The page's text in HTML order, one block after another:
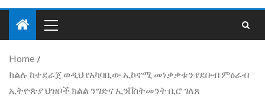
Home
ክልሉ ከተደራጀ ወዲህ የአካባቢው ኢኮኖሚ መነቃቃቱን የደቡብ ምዕራብ
ኢትዮጵያ ህዝቦች ክልል ንግድና ኢንቨስትመንት ቢሮ ገለጸ